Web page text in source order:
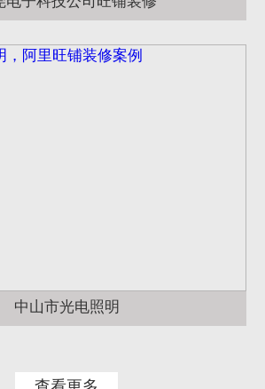
中山市光电照明